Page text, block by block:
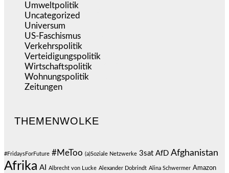
Umweltpolitik
Uncategorized
Universum
US-Faschismus
Verkehrspolitik
Verteidigungspolitik
Wirtschaftspolitik
Wohnungspolitik
Zeitungen
THEMENWOLKE
#FridaysForFuture #MeToo (a)Soziale Netzwerke 3sat AfD Afghanistan
Afrika AI Albrecht von Lucke Alexander Dobrindt Alina Schwermer Amazon